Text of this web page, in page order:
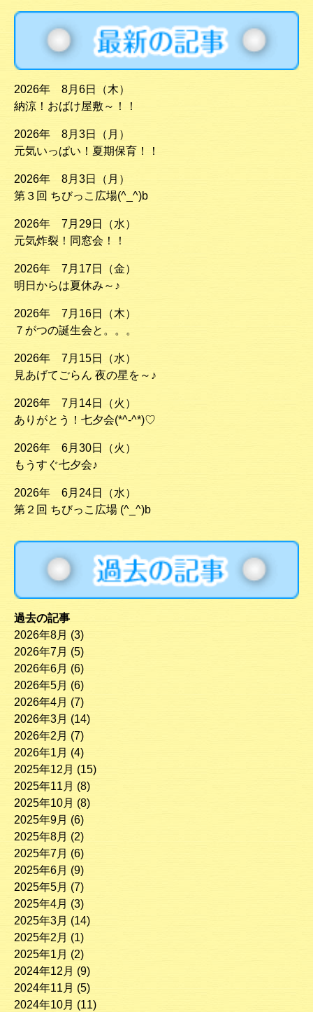
2026年 8月6日（木）
納涼！おばけ屋敷～！！
2026年 8月3日（月）
元気いっぱい！夏期保育！！
2026年 8月3日（月）
第３回 ちびっこ広場(^_^)b
2026年 7月29日（水）
元気炸裂！同窓会！！
2026年 7月17日（金）
明日からは夏休み～♪
2026年 7月16日（木）
７がつの誕生会と。。。
2026年 7月15日（水）
見あげてごらん 夜の星を～♪
2026年 7月14日（火）
ありがとう！七夕会(*^-^*)♡
2026年 6月30日（火）
もうすぐ七夕会♪
2026年 6月24日（水）
第２回 ちびっこ広場 (^_^)b
過去の記事
2026年8月 (3)
2026年7月 (5)
2026年6月 (6)
2026年5月 (6)
2026年4月 (7)
2026年3月 (14)
2026年2月 (7)
2026年1月 (4)
2025年12月 (15)
2025年11月 (8)
2025年10月 (8)
2025年9月 (6)
2025年8月 (2)
2025年7月 (6)
2025年6月 (9)
2025年5月 (7)
2025年4月 (3)
2025年3月 (14)
2025年2月 (1)
2025年1月 (2)
2024年12月 (9)
2024年11月 (5)
2024年10月 (11)